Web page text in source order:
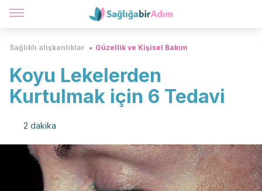
Sağlıklı alışkanlıklar Güzellik ve Kişisel Bakım
Koyu Lekelerden
Kurtulmak için 6 Tedavi
2 dakika